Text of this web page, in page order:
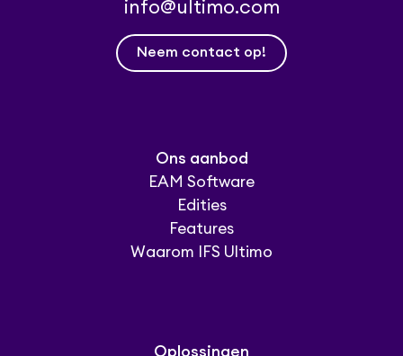
info@ultimo.com
Neem contact op!
Ons aanbod
EAM Software
Edities
Features
Waarom IFS Ultimo
Oplossingen